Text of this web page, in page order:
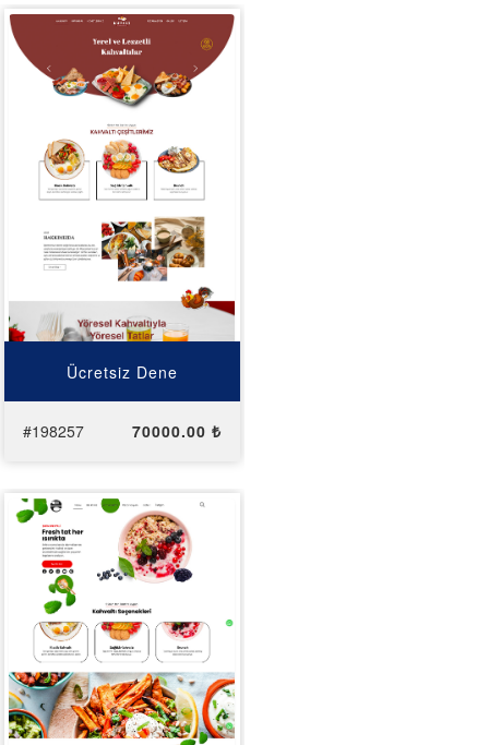
Ücretsiz Dene
#198257 70000.00 ₺